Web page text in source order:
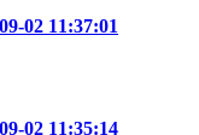
02 11:37:01
02 11:35:14